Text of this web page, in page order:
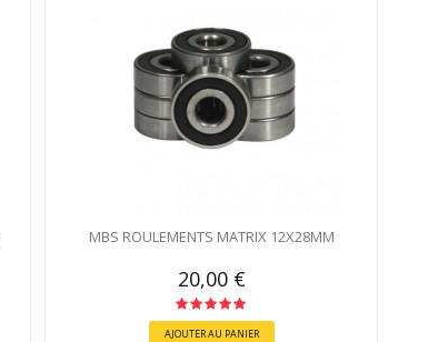
MBS ROULEMENTS MATRIX 12X28MM
20,00 €
AJOUTER AU PANIER